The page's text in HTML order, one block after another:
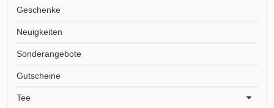
Geschenke
Neuigkeiten
Sonderangebote
Gutscheine
Tee